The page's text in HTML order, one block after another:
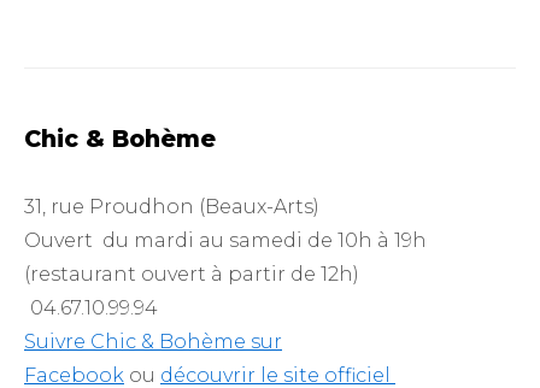
Chic & Bohème
31, rue Proudhon (Beaux-Arts)
Ouvert du mardi au samedi de 10h à 19h
(restaurant ouvert à partir de 12h)
04.67.10.99.94
Suivre Chic & Bohème sur
Facebook ou découvrir le site officiel